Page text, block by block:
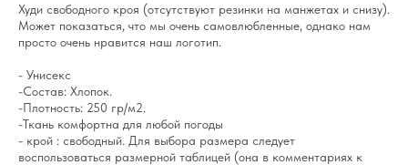
Худи свободного кроя (отсутствуют резинки на манжетах и снизу).
Может показаться, что мы очень самовлюбленные, однако нам
просто очень нравится наш логотип.
- Унисекс
-Состав: Хлопок.
-Плотность: 250 гр/м2.
-Ткань комфортна для любой погоды
- крой : свободный. Для выбора размера следует
воспользоваться размерной таблицей (она в комментариях к